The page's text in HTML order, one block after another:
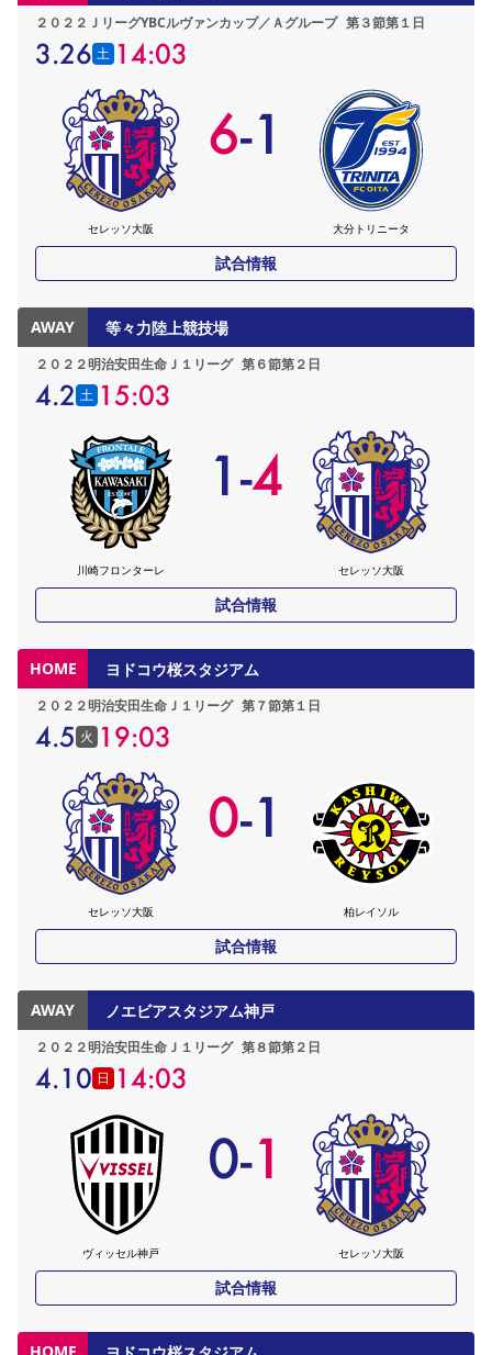
２０２２ＪリーグYBCルヴァンカップ／Ａグループ 第３節第１日
3.26 土 14:03
セレッソ大阪
6-1
大分トリニータ
試合情報
AWAY 等々力陸上競技場
２０２２明治安田生命Ｊ１リーグ 第６節第２日
4.2 土 15:03
川崎フロンターレ
1-4
セレッソ大阪
試合情報
HOME ヨドコウ桜スタジアム
２０２２明治安田生命Ｊ１リーグ 第７節第１日
4.5 火 19:03
セレッソ大阪
0-1
柏レイソル
試合情報
AWAY ノエビアスタジアム神戸
２０２２明治安田生命Ｊ１リーグ 第８節第２日
4.10 日 14:03
ヴィッセル神戸
0-1
セレッソ大阪
試合情報